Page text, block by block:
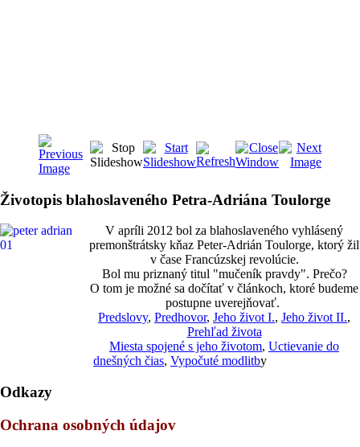
Životopis blahoslaveného Petra-Adriána Toulorge
V apríli 2012 bol za blahoslaveného vyhlásený
premonštrátsky kňaz Peter-Adrián Toulorge, ktorý žil
v čase Francúzskej revolúcie.
Bol mu priznaný titul "mučeník pravdy". Prečo?
O tom je možné sa dočítať v článkoch, ktoré budeme
postupne uverejňovať.
Predslovy, Predhovor, Jeho život I., Jeho život II.,
Prehľad života
Miesta spojené s jeho životom, Uctievanie do
dnešných čias, Vypočuté modlitby
Odkazy
Ochrana osobných údajov